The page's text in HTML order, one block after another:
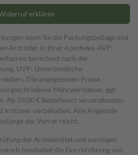
erklären
lesen Sie die Packungsbeilage und
Arzt oder in Ihrer Apotheke. AVP:
berechnet nach der
UVP: Unverbindliche
Die angegebenen Preise
Mehrwertsteuer, ggf.
Ab 29,00 € Bestell­wert versand­kosten­
Irrtümer vorbehalten. Alle Angebote
der Vorrat reicht.
der Arzneimittel und sonstigen
beinhaltet die Durchführung von